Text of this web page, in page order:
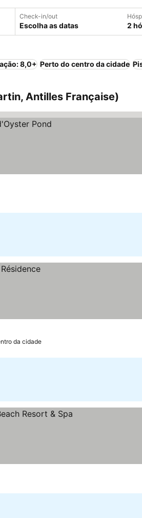
Check-in/out
Escolha as datas 2
8,0+ Perto do centro da cidade
Antilles Française)
da cidade